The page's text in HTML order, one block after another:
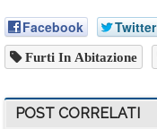
Facebook Twitter
Furti In Abitazione
POST CORRELATI